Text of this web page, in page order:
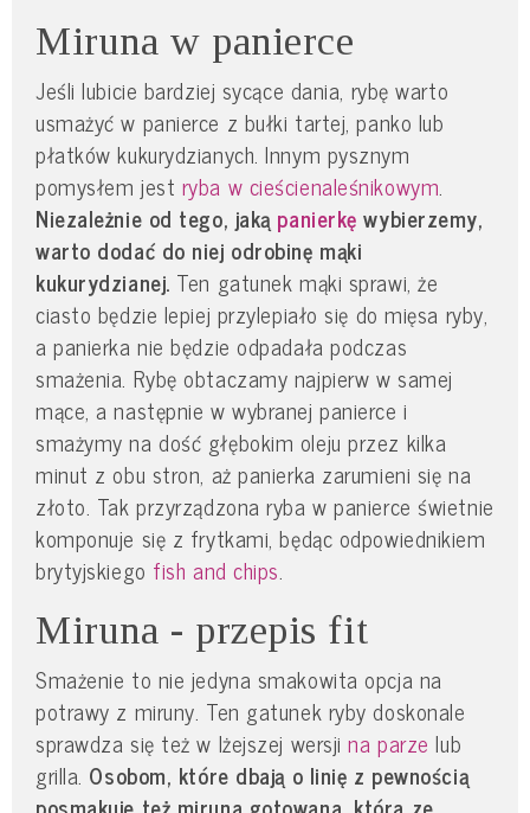
Miruna w panierce
Jeśli lubicie bardziej sycące dania, rybę warto
usmażyć w panierce z bułki tartej, panko lub
płatków kukurydzianych. Innym pysznym
pomysłem jest ryba w cieścienaleśnikowym.
Niezależnie od tego, jaką panierkę wybierzemy,
warto dodać do niej odrobinę mąki
kukurydzianej. Ten gatunek mąki sprawi, że
ciasto będzie lepiej przylepiało się do mięsa ryby,
a panierka nie będzie odpadała podczas
smażenia. Rybę obtaczamy najpierw w samej
mące, a następnie w wybranej panierce i
smażymy na dość głębokim oleju przez kilka
minut z obu stron, aż panierka zarumieni się na
złoto. Tak przyrządzona ryba w panierce świetnie
komponuje się z frytkami, będąc odpowiednikiem
brytyjskiego fish and chips.
Miruna - przepis fit
Smażenie to nie jedyna smakowita opcja na
potrawy z miruny. Ten gatunek ryby doskonale
sprawdza się też w lżejszej wersjina parze lub
grilla. Osobom, które dbają o linię z pewnością